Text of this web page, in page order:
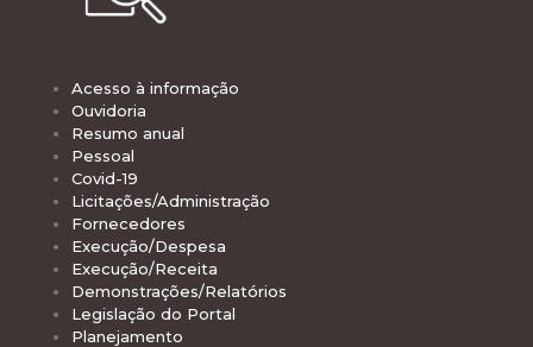
Acesso à informação
Ouvidoria
Resumo anual
Pessoal
Covid-19
Licitações/Administração
Fornecedores
Execução/Despesa
Execução/Receita
Demonstrações/Relatórios
Legislação do Portal
Planejamento